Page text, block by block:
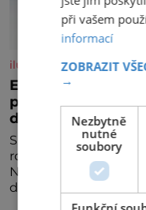
iluxus.cz
Emirates a South
partnerství.
dalších devět
Společnosti Emirates
rozšiřují svou
Nová reciproční
dalších destinací v
při vašem
informací
ZOBRAZIT
→
Nezbytně
nutné
soubory